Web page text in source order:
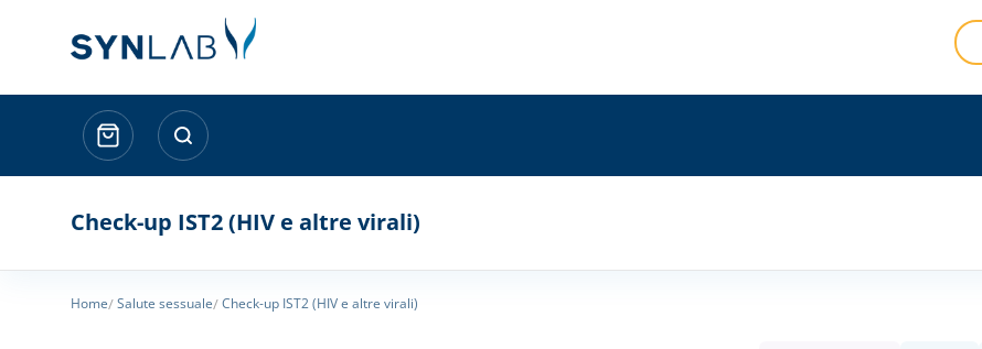
Check-up IST2 (HIV e altre virali)
Home Salute sessuale Check-up IST2 (HIV e altre virali)